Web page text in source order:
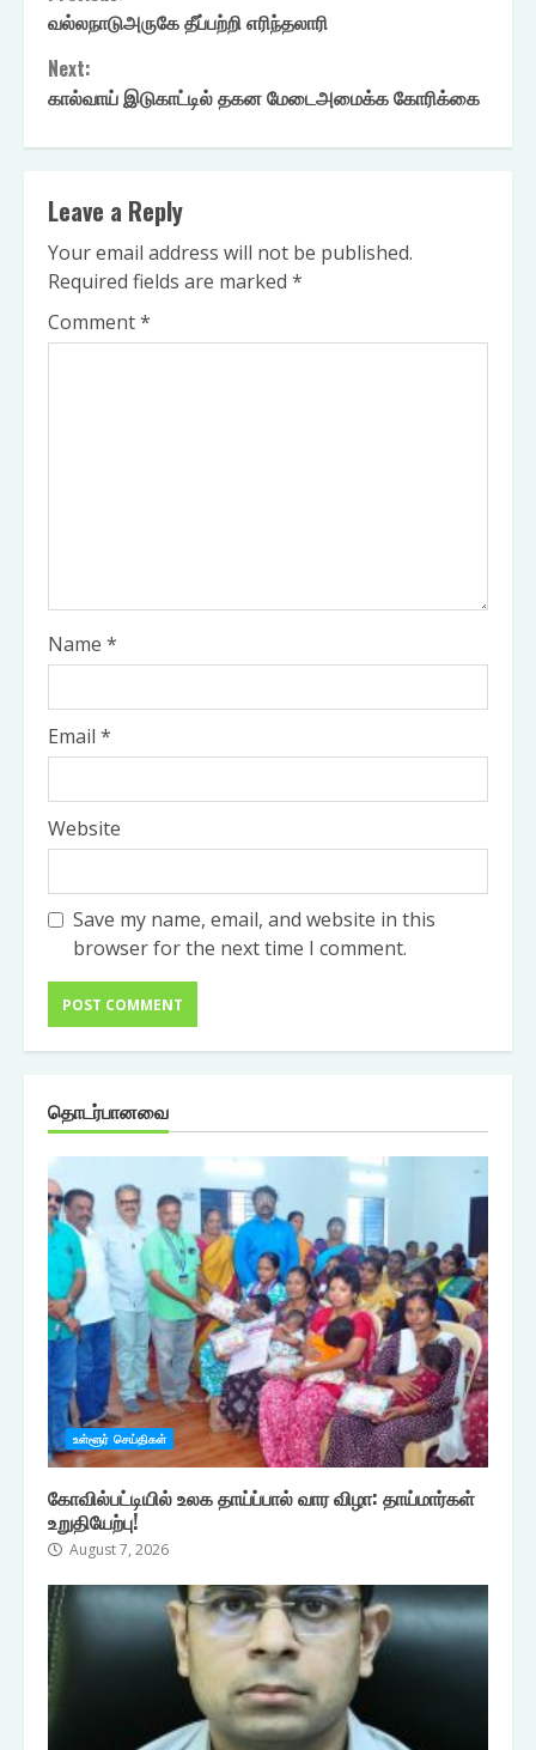
Reading
வல்லநாடுஅருகே தீப்பற்றி எரிந்தலாரி
Next:
கால்வாய் இடுகாட்டில் தகன மேடைஅமைக்க கோரிக்கை
Leave a Reply
Your email address will not be published.
Required fields are marked *
Comment*
Name *
Email *
Website
Save my name, email, and website in this
browser for the next time I comment.
தொடர்பானவை
உள்ளூர் செய்திகள்
கோவில்பட்டியில் உலக தாய்ப்பால் வார விழா: தாய்மார்கள்
உறுதியேற்பு!
August 7, 2026